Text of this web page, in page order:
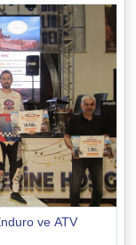
ve ATV